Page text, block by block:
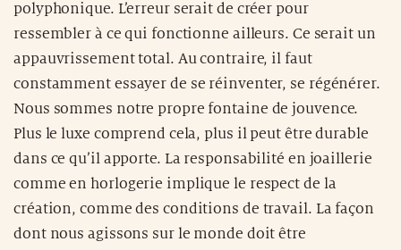
polyphonique. L’erreur serait de créer pour
ressembler à ce qui fonctionne ailleurs. Ce serait un
appauvrissement total. Au contraire, il faut
constamment essayer de se réinventer, se régénérer.
Nous sommes notre propre fontaine de jouvence.
Plus le luxe comprend cela, plus il peut être durable
dans ce qu’il apporte. La responsabilité en joaillerie
comme en horlogerie implique le respect de la
création, comme des conditions de travail. La façon
dont nous agissons sur le monde doit être